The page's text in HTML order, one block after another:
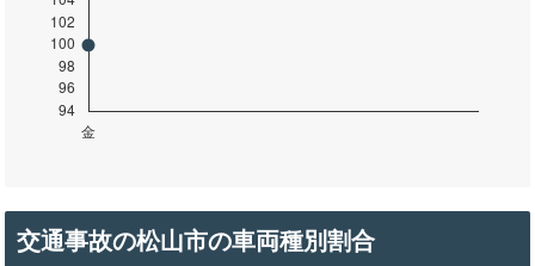
交通事故の松山市の車両種別割合